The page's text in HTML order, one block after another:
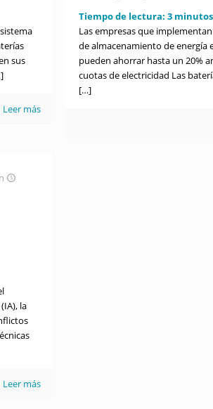
sus
Leer más
Tiempo de lectura:3 minutos
Las empresas que
de almacenamiento de energía
pueden ahorrar hasta un 20%
cuotas de electricidad Las
[…]
la
Leer más